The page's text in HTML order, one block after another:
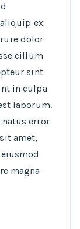
ex
dolor
cillum
sint
in culpa
laborum.
error
amet,
magna